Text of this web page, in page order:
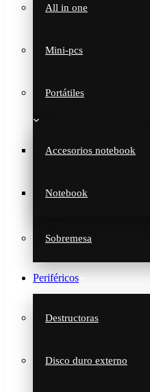
All in one
Mini-pcs
Portátiles
Accesorios notebook
Notebook
Sobremesa
Periféricos
Destructoras
Disco duro externo